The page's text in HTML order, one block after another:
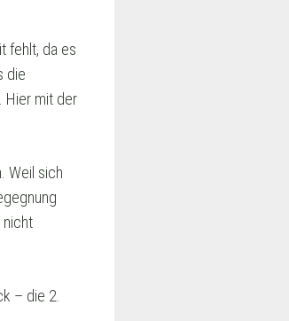
fehlt, da es
die
Hier mit der
Weil sich
nicht
– die 2.